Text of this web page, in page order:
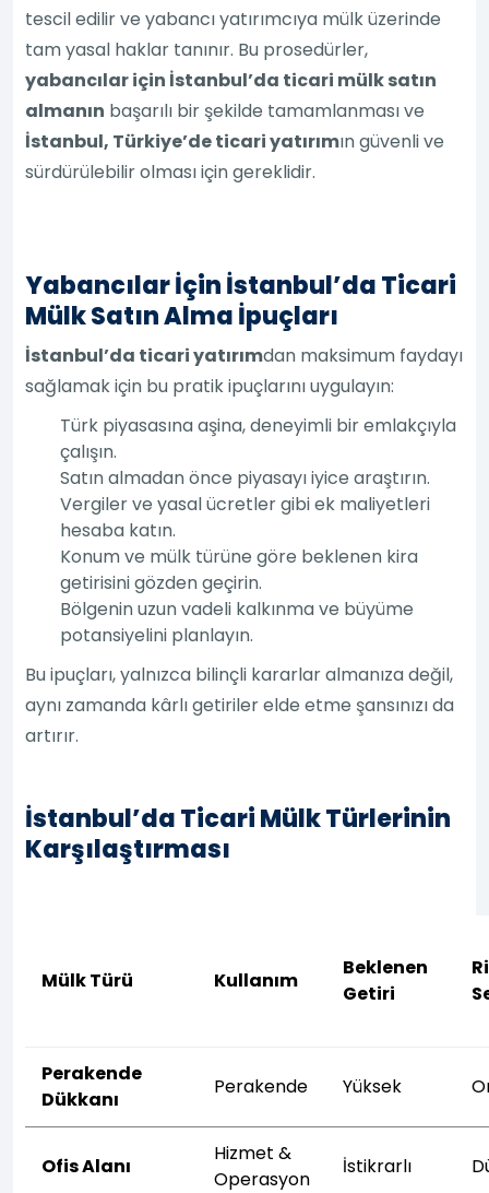
tescil edilir ve yabancı yatırımcıya mülk üzerinde
tam yasal haklar tanınır. Bu prosedürler,
yabancılar için İstanbul’da ticari mülk satın
almanın başarılı bir şekilde tamamlanması ve
İstanbul, Türkiye’de ticari yatırımın güvenli ve
sürdürülebilir olması için gereklidir.
Yabancılar İçin İstanbul’da Ticari
Mülk Satın Alma İpuçları
İstanbul’da ticari yatırımdan maksimum faydayı
sağlamak için bu pratik ipuçlarını uygulayın:
Türk piyasasına aşina, deneyimli bir emlakçıyla
çalışın.
Satın almadan önce piyasayı iyice araştırın.
Vergiler ve yasal ücretler gibi ek maliyetleri
hesaba katın.
Konum ve mülk türüne göre beklenen kira
getirisini gözden geçirin.
Bölgenin uzun vadeli kalkınma ve büyüme
potansiyelini planlayın.
Bu ipuçları, yalnızca bilinçli kararlar almanıza değil,
aynı zamanda kârlı getiriler elde etme şansınızı da
artırır.
İstanbul’da Ticari Mülk Türlerinin
Karşılaştırması
Mülk Türü Kullanım
Beklenen
Getiri
Perakende
Dükkanı
Perakende Yüksek
Ofis Alanı
Hizmet &
Operasyon
İstikrarlı